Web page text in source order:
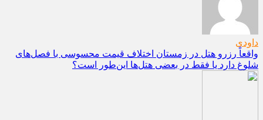
داودی
واقعاً رزرو هتل در زمستان اختلاف قیمت محسوسی با فصل‌های
شلوغ دارد یا فقط در بعضی هتل‌ها این‌طور است؟